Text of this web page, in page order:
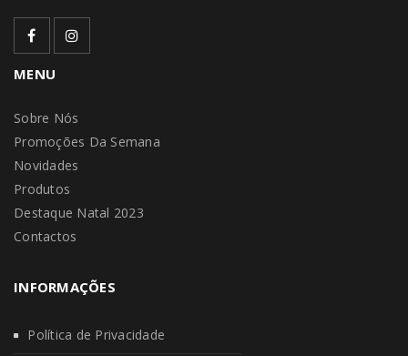
MENU
Sobre Nós
Promoções Da Semana
Novidades
Produtos
Destaque Natal 2023
Contactos
INFORMAÇÕES
Política de Privacidade